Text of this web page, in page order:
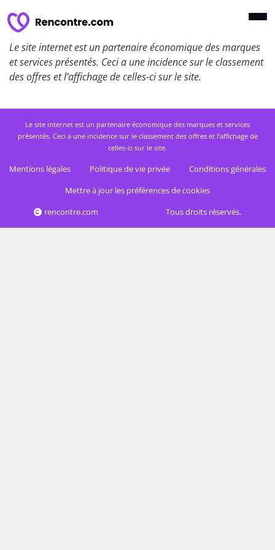
Le site internet est un partenaire économique des marques
et services présentés. Ceci a une incidence sur le classement
des offres et l’affichage de celles-ci sur le site.
Le site internet est un partenaire économique des marques et services
présentés. Ceci a une incidence sur le classement des offres et l’affichage de
celles-ci sur le site.
Mentions légales Politique de vie privée
Conditions générales
Mettre à jour les préférences de cookies
rencontre.com
Tous droits réservés.